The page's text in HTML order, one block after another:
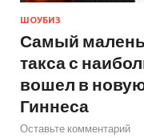
ШОУБИЗ
Самый
такса с
вошел в
Гиннеса
Оставьте комментарий